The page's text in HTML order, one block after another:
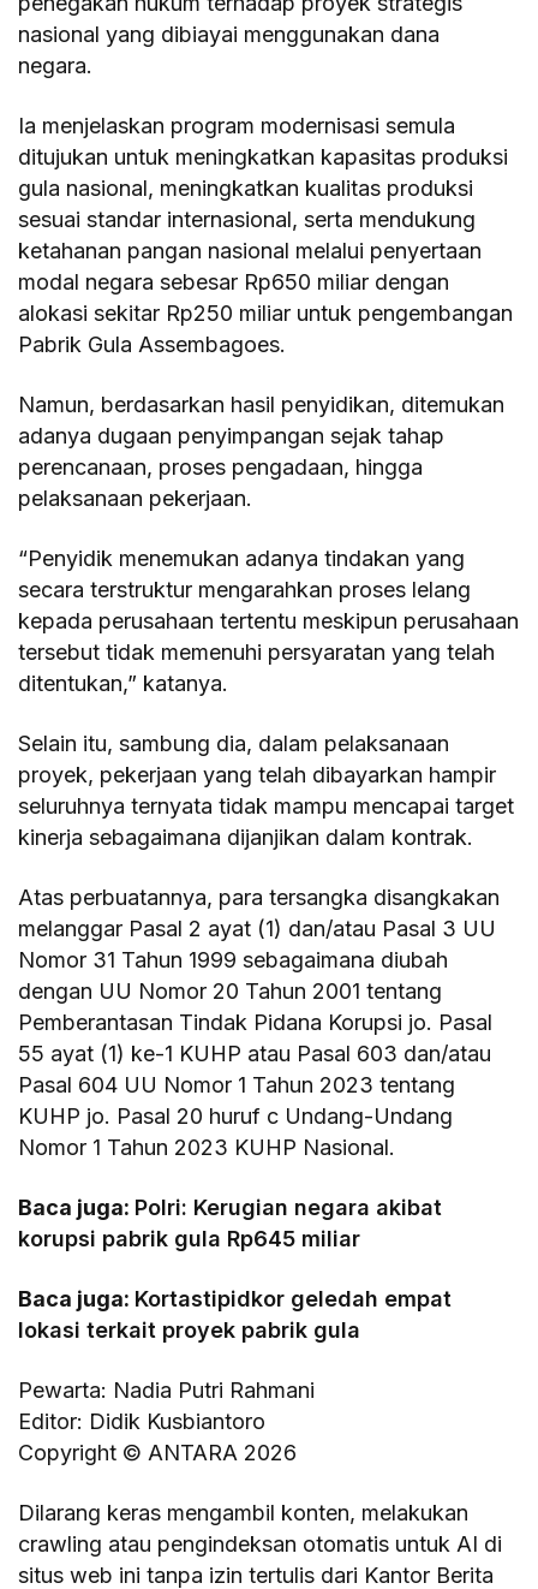
nasional yang dibiayai menggunakan dana
negara.
Ia menjelaskan program modernisasi semula
ditujukan untuk meningkatkan kapasitas produksi
gula nasional, meningkatkan kualitas produksi
sesuai standar internasional, serta mendukung
ketahanan pangan nasional melalui penyertaan
modal negara sebesar Rp650 miliar dengan
alokasi sekitar Rp250 miliar untuk pengembangan
Pabrik Gula Assembagoes.
Namun, berdasarkan hasil penyidikan, ditemukan
adanya dugaan penyimpangan sejak tahap
perencanaan, proses pengadaan, hingga
pelaksanaan pekerjaan.
“Penyidik menemukan adanya tindakan yang
secara terstruktur mengarahkan proses lelang
kepada perusahaan tertentu meskipun perusahaan
tersebut tidak memenuhi persyaratan yang telah
ditentukan,” katanya.
Selain itu, sambung dia, dalam pelaksanaan
proyek, pekerjaan yang telah dibayarkan hampir
seluruhnya ternyata tidak mampu mencapai target
kinerja sebagaimana dijanjikan dalam kontrak.
Atas perbuatannya, para tersangka disangkakan
melanggar Pasal 2 ayat (1) dan/atau Pasal 3 UU
Nomor 31 Tahun 1999 sebagaimana diubah
dengan UU Nomor 20 Tahun 2001 tentang
Pemberantasan Tindak Pidana Korupsi jo. Pasal
55 ayat (1) ke-1 KUHP atau Pasal 603 dan/atau
Pasal 604 UU Nomor 1 Tahun 2023 tentang
KUHP jo. Pasal 20 huruf c Undang-Undang
Nomor 1 Tahun 2023 KUHP Nasional.
Baca juga: Polri: Kerugian negara akibat
korupsi pabrik gula Rp645 miliar
Baca juga: Kortastipidkor geledah empat
lokasi terkait proyek pabrik gula
Pewarta: Nadia Putri Rahmani
Editor: Didik Kusbiantoro
Copyright © ANTARA 2026
Dilarang keras mengambil konten, melakukan
crawling atau pengindeksan otomatis untuk AI di
situs web ini tanpa izin tertulis dari Kantor Berita